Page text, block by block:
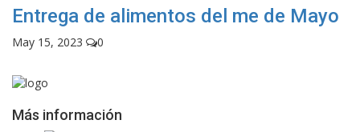
Entrega de alimentos del me de Mayo
May 15, 2023 0
Más información